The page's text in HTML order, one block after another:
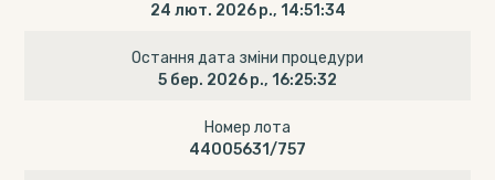
24 лют. 2026 р., 14:51:34
Остання дата зміни процедури
5 бер. 2026 р., 16:25:32
Номер лота
44005631/757